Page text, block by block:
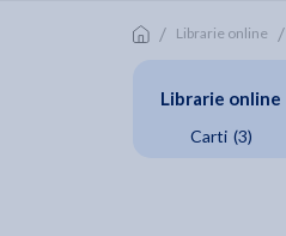
/ Librarie online /
Librarie online
Carti (3)